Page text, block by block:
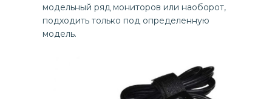
модельный ряд мониторов или наоборот,
подходить только под определенную
модель.